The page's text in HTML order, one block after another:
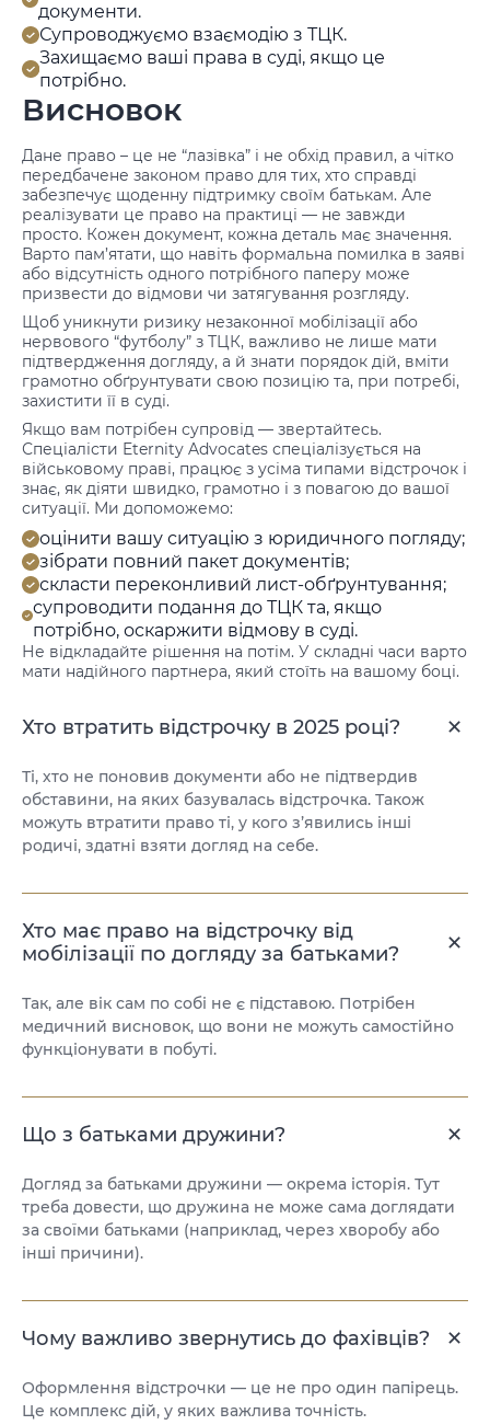
документи.
Супроводжуємо взаємодію з ТЦК.
Захищаємо ваші права в суді, якщо це
потрібно.
Висновок
Дане право – це не “лазівка” і не обхід правил, а чітко
передбачене законом право для тих, хто справді
забезпечує щоденну підтримку своїм батькам. Але
реалізувати це право на практиці — не завжди
просто. Кожен документ, кожна деталь має значення.
Варто пам’ятати, що навіть формальна помилка в заяві
або відсутність одного потрібного паперу може
призвести до відмови чи затягування розгляду.
Щоб уникнути ризику незаконної мобілізації або
нервового “футболу” з ТЦК, важливо не лише мати
підтвердження догляду, а й знати порядок дій, вміти
грамотно обґрунтувати свою позицію та, при потребі,
захистити її в суді.
Якщо вам потрібен супровід — звертайтесь.
Спеціалісти Eternity Advocates спеціалізується на
військовому праві, працює з усіма типами відстрочок і
знає, як діяти швидко, грамотно і з повагою до вашої
ситуації. Ми допоможемо:
оцінити вашу ситуацію з юридичного погляду;
зібрати повний пакет документів;
скласти переконливий лист-обґрунтування;
супроводити подання до ТЦК та, якщо
потрібно, оскаржити відмову в суді.
Не відкладайте рішення на потім. У складні часи варто
мати надійного партнера, який стоїть на вашому боці.
Хто втратить відстрочку в 2025 році?
Ті, хто не поновив документи або не підтвердив
обставини, на яких базувалась відстрочка. Також
можуть втратити право ті, у кого з’явились інші
родичі, здатні взяти догляд на себе.
Хто має право на відстрочку від
мобілізації по догляду за батьками?
Так, але вік сам по собі не є підставою. Потрібен
медичний висновок, що вони не можуть самостійно
функціонувати в побуті.
Що з батьками дружини?
Догляд за батьками дружини — окрема історія. Тут
треба довести, що дружина не може сама доглядати
за своїми батьками (наприклад, через хворобу або
інші причини).
Чому важливо звернутись до фахівців?
Оформлення відстрочки — це не про один папірець.
Це комплекс дій, у яких важлива точність.